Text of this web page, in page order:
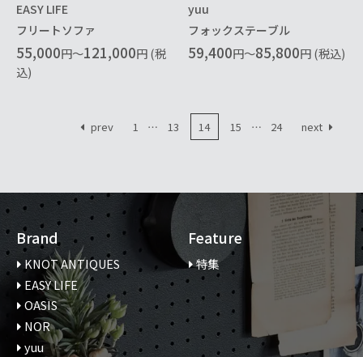
EASY LIFE
フリートソファ
55,000円～121,000円 (税
込)
yuu
フォックステーブル
59,400円～85,800円 (税込)
prev 1 … Page
13 Page
14 Page
15 … Page
24 next
Brand
KNOT ANTIQUES
EASY LIFE
OASIS
NOR
yuu
Feature
特集